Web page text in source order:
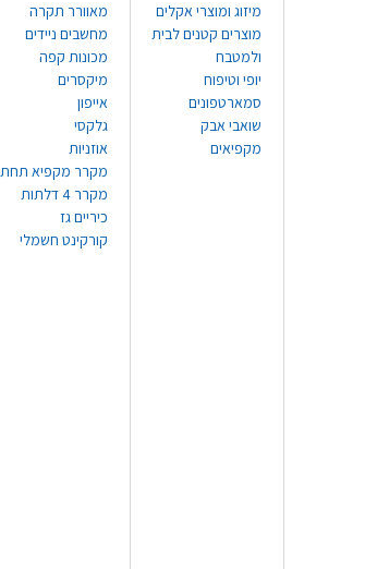
מיזוג ומוצרי אקלים
מוצרים קטנים לבית
ולמטבח
יופי וטיפוח
סמארטפונים
שואבי אבק
מקפיאים
מאוורר תקרה
מחשבים ניידים
מכונות קפה
מיקסרים
אייפון
גלקסי
אוזניות
מקרר מקפיא
מקרר 4 דלתות
כיריים גז
קורקינט חשמלי